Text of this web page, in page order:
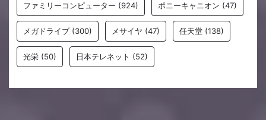
ファミリーコンピューター (924) ポニーキャニオン (47)
メガドライブ (300) メサイヤ (47) 任天堂 (138)
光栄 (50) 日本テレネット (52)